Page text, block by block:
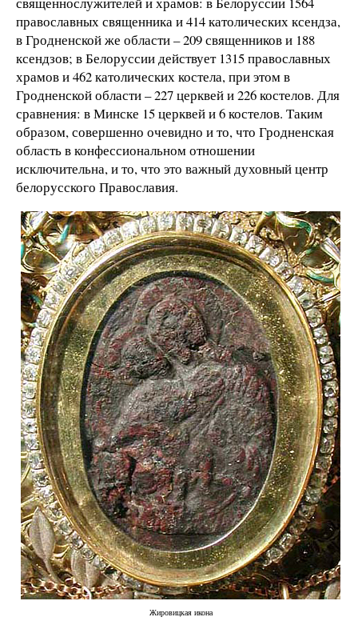
православных священника и 414 католических ксендза,
в Гродненской же области – 209 священников и 188
ксендзов; в Белоруссии действует 1315 православных
храмов и 462 католических костела, при этом в
Гродненской области – 227 церквей и 226 костелов. Для
сравнения: в Минске 15 церквей и 6 костелов. Таким
образом, совершенно очевидно и то, что Гродненская
область в конфессиональном отношении
исключительна, и то, что это важный духовный центр
белорусского Православия.
Жировицкая икона